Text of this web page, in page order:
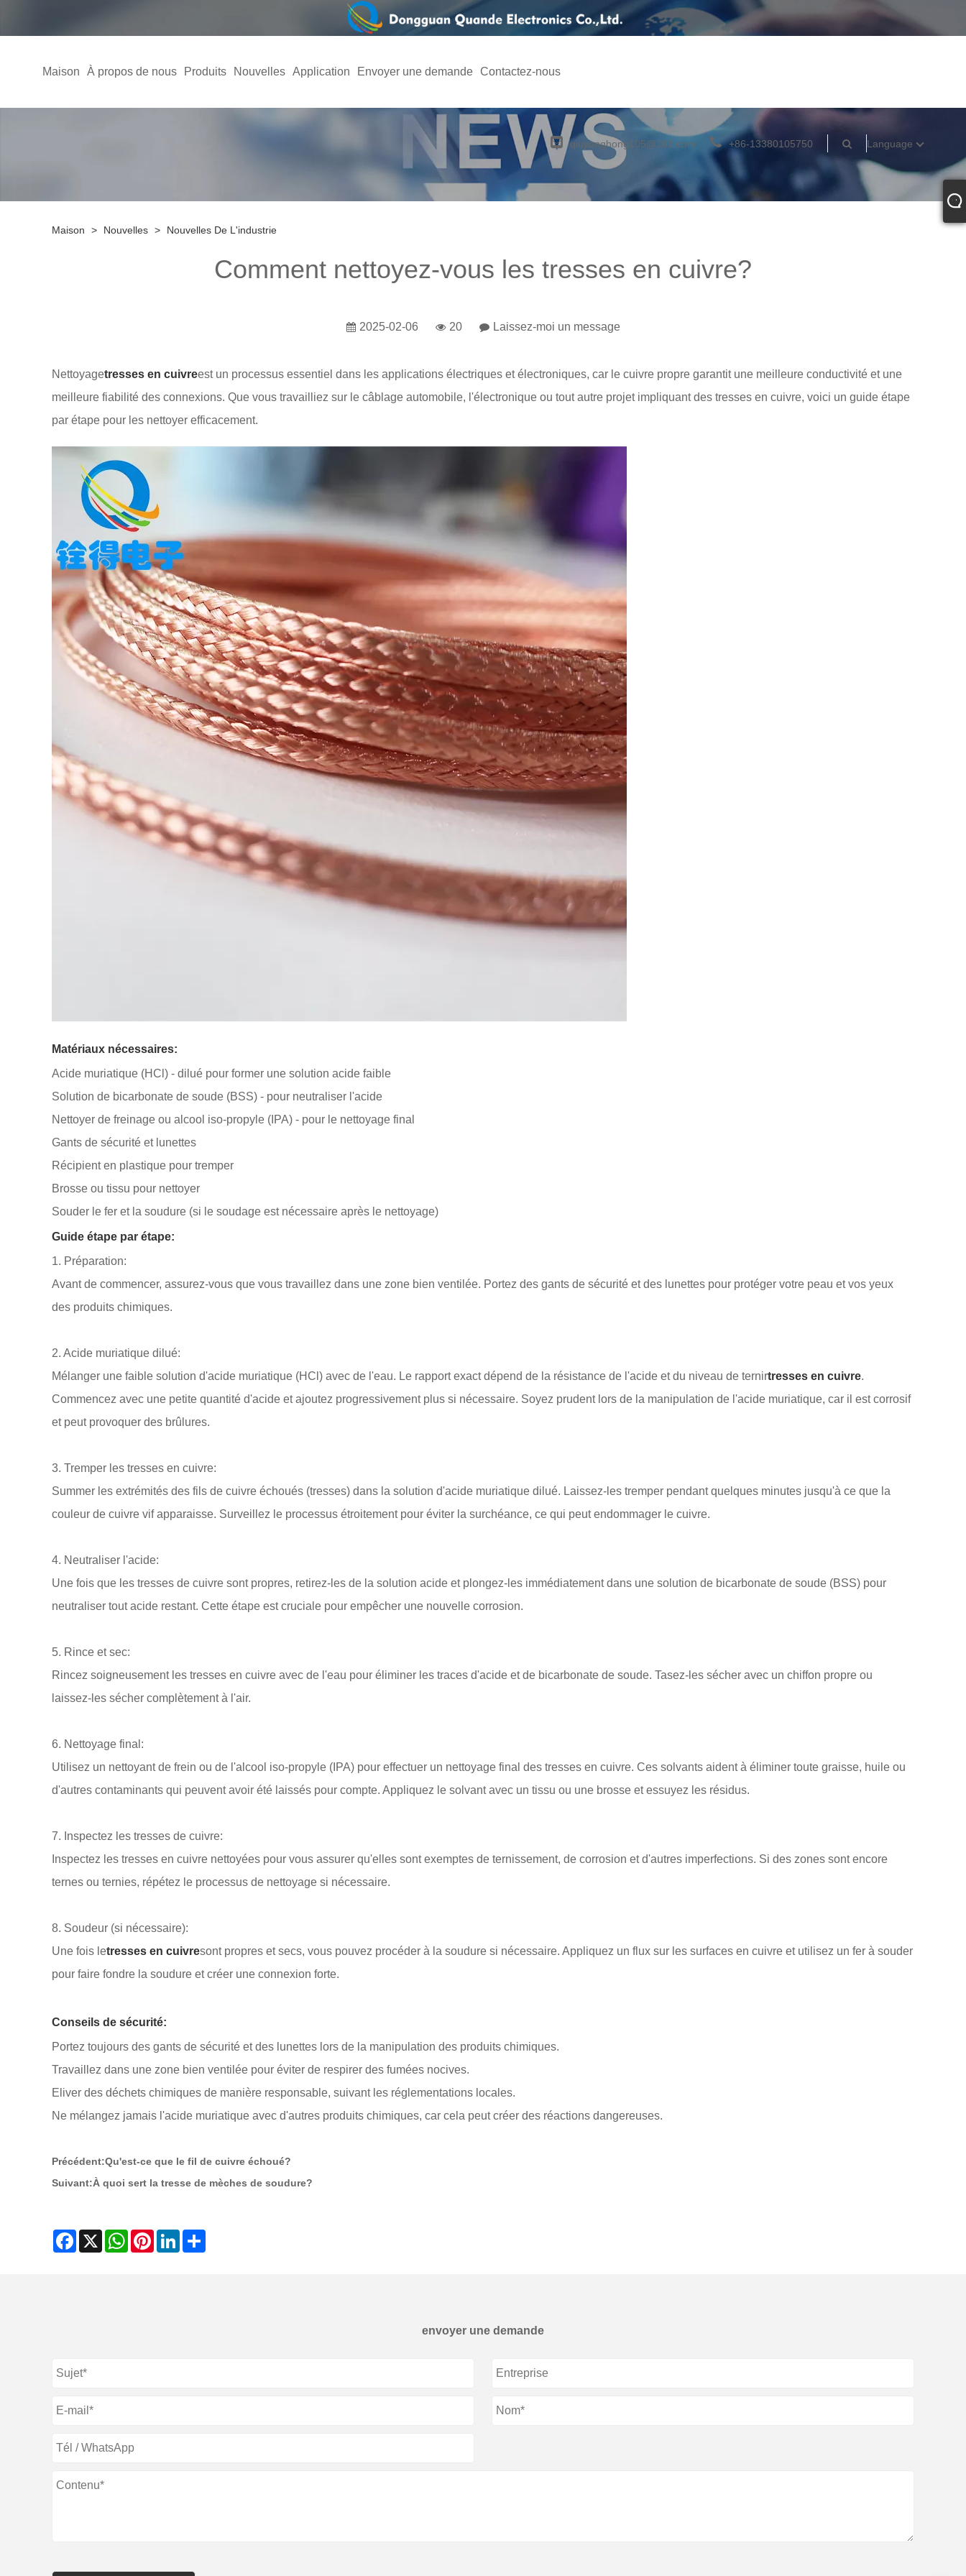
Maison À propos de nous Produits Nouvelles Application Envoyer une demande Contactez-nous
qiuyonghong105@163.com +86-13380105750 Language
Maison > Nouvelles > Nouvelles De L'industrie
Comment nettoyez-vous les tresses en cuivre?
2025-02-06 20 Laissez-moi un message
Nettoyagetresses en cuivreest un processus essentiel dans les applications électriques et électroniques, car le cuivre propre garantit une meilleure conductivité et une
meilleure fiabilité des connexions. Que vous travailliez sur le câblage automobile, l'électronique ou tout autre projet impliquant des tresses en cuivre, voici un guide étape
par étape pour les nettoyer efficacement.
Matériaux nécessaires:
Acide muriatique (HCl) - dilué pour former une solution acide faible
Solution de bicarbonate de soude (BSS) - pour neutraliser l'acide
Nettoyer de freinage ou alcool iso-propyle (IPA) - pour le nettoyage final
Gants de sécurité et lunettes
Récipient en plastique pour tremper
Brosse ou tissu pour nettoyer
Souder le fer et la soudure (si le soudage est nécessaire après le nettoyage)
Guide étape par étape:
1. Préparation:
Avant de commencer, assurez-vous que vous travaillez dans une zone bien ventilée. Portez des gants de sécurité et des lunettes pour protéger votre peau et vos yeux
des produits chimiques.
2. Acide muriatique dilué:
Mélanger une faible solution d'acide muriatique (HCl) avec de l'eau. Le rapport exact dépend de la résistance de l'acide et du niveau de ternirtresses en cuivre.
Commencez avec une petite quantité d'acide et ajoutez progressivement plus si nécessaire. Soyez prudent lors de la manipulation de l'acide muriatique, car il est corrosif
et peut provoquer des brûlures.
3. Tremper les tresses en cuivre:
Summer les extrémités des fils de cuivre échoués (tresses) dans la solution d'acide muriatique dilué. Laissez-les tremper pendant quelques minutes jusqu'à ce que la
couleur de cuivre vif apparaisse. Surveillez le processus étroitement pour éviter la surchéance, ce qui peut endommager le cuivre.
4. Neutraliser l'acide:
Une fois que les tresses de cuivre sont propres, retirez-les de la solution acide et plongez-les immédiatement dans une solution de bicarbonate de soude (BSS) pour
neutraliser tout acide restant. Cette étape est cruciale pour empêcher une nouvelle corrosion.
5. Rince et sec:
Rincez soigneusement les tresses en cuivre avec de l'eau pour éliminer les traces d'acide et de bicarbonate de soude. Tasez-les sécher avec un chiffon propre ou
laissez-les sécher complètement à l'air.
6. Nettoyage final:
Utilisez un nettoyant de frein ou de l'alcool iso-propyle (IPA) pour effectuer un nettoyage final des tresses en cuivre. Ces solvants aident à éliminer toute graisse, huile ou
d'autres contaminants qui peuvent avoir été laissés pour compte. Appliquez le solvant avec un tissu ou une brosse et essuyez les résidus.
7. Inspectez les tresses de cuivre:
Inspectez les tresses en cuivre nettoyées pour vous assurer qu'elles sont exemptes de ternissement, de corrosion et d'autres imperfections. Si des zones sont encore
ternes ou ternies, répétez le processus de nettoyage si nécessaire.
8. Soudeur (si nécessaire):
Une fois letresses en cuivresont propres et secs, vous pouvez procéder à la soudure si nécessaire. Appliquez un flux sur les surfaces en cuivre et utilisez un fer à souder
pour faire fondre la soudure et créer une connexion forte.
Conseils de sécurité:
Portez toujours des gants de sécurité et des lunettes lors de la manipulation des produits chimiques.
Travaillez dans une zone bien ventilée pour éviter de respirer des fumées nocives.
Eliver des déchets chimiques de manière responsable, suivant les réglementations locales.
Ne mélangez jamais l'acide muriatique avec d'autres produits chimiques, car cela peut créer des réactions dangereuses.
Précédent:Qu'est-ce que le fil de cuivre échoué?
Suivant:À quoi sert la tresse de mèches de soudure?
Facebook
X WhatsAppPinterestLinkedIn
envoyer une demande